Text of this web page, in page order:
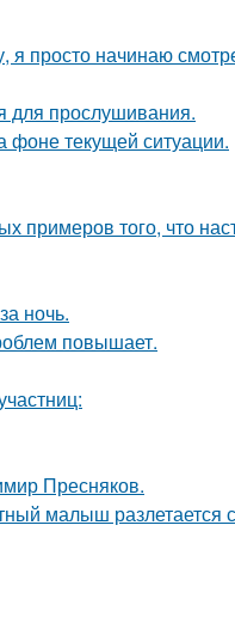
я просто начинаю
для прослушивания.
фоне текущей ситуации.
примеров того, что
ночь.
повышает.
Пресняков.
малыш разлетается